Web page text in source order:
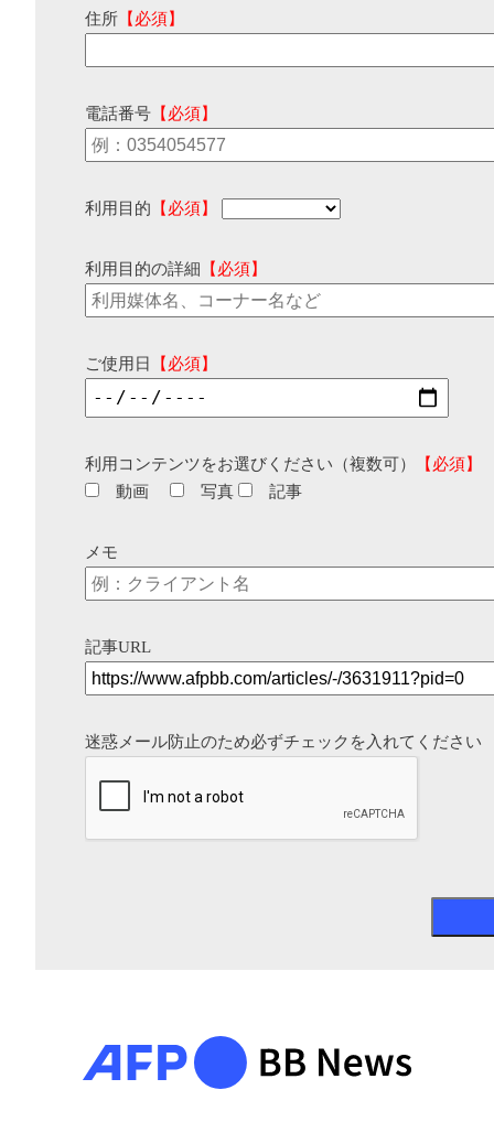
住所 【必須】
電話番号 【必須】
利用目的 【必須】
利用目的の詳細 【必須】
ご使用日 【必須】
利用コンテンツをお選びください（複数可）
【必須】
動画
写真 記事
メモ
記事URL
迷惑メール防止のため必ずチェックを入れてください